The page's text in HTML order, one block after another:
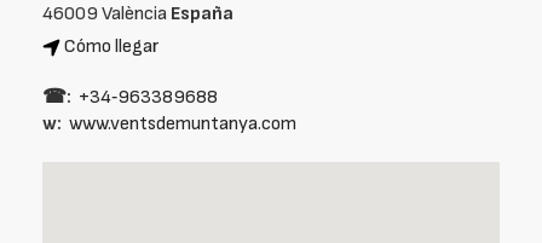
46009 València España
Cómo llegar
☎: +34‑963389688
w: www.ventsdemuntanya.com